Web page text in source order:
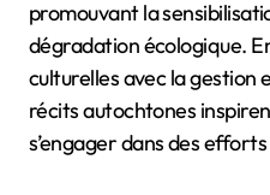
promouvant la
dégradation écologique.
culturelles avec la gestion
récits autochtones
s’engager dans des